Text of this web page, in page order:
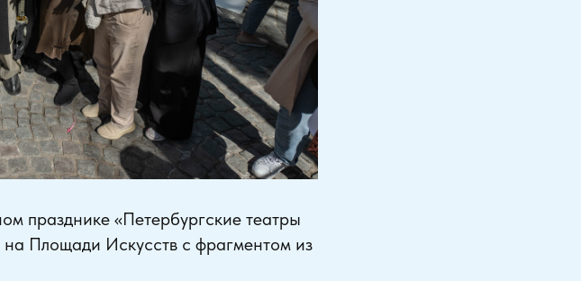
празднике «Петербургские театры
Площади Искусств с фрагментом из